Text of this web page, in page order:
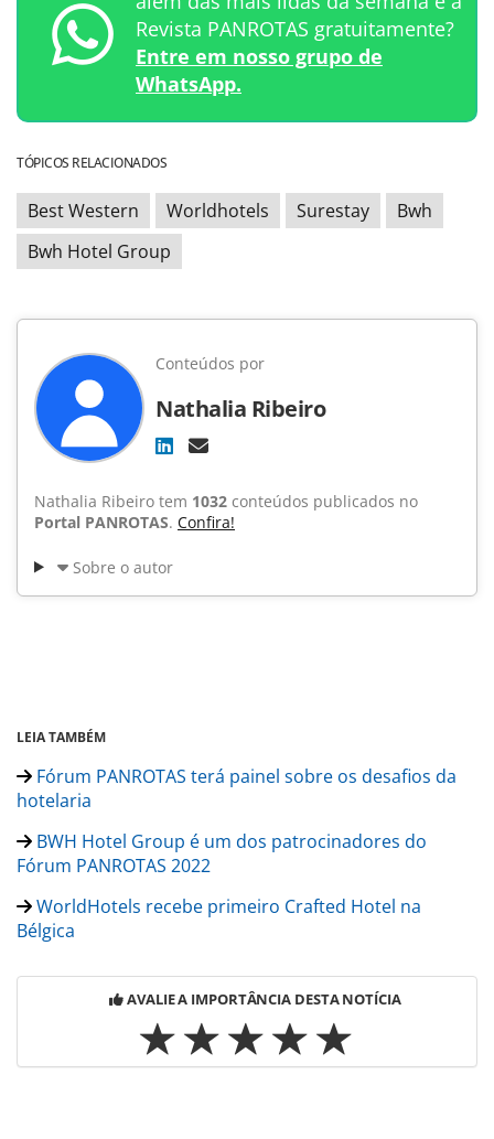
Revista PANROTAS gratuitamente?
Entre em nosso grupo de
WhatsApp.
TÓPICOS RELACIONADOS
Best Western Worldhotels Surestay
Bwh
Bwh Hotel Group
Conteúdos por
Nathalia Ribeiro
Nathalia Ribeiro tem 1032 conteúdos publicados no
Portal PANROTAS. Confira!
Sobre o autor
LEIA TAMBÉM
Fórum PANROTAS terá painel sobre os desafios da
hotelaria
BWH Hotel Group é um dos patrocinadores do
Fórum PANROTAS 2022
WorldHotels recebe primeiro Crafted Hotel na
Bélgica
AVALIE A IMPORTÂNCIA DESTA NOTÍCIA